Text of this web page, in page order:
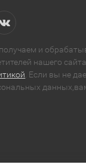
и
нашего
. Если вы не